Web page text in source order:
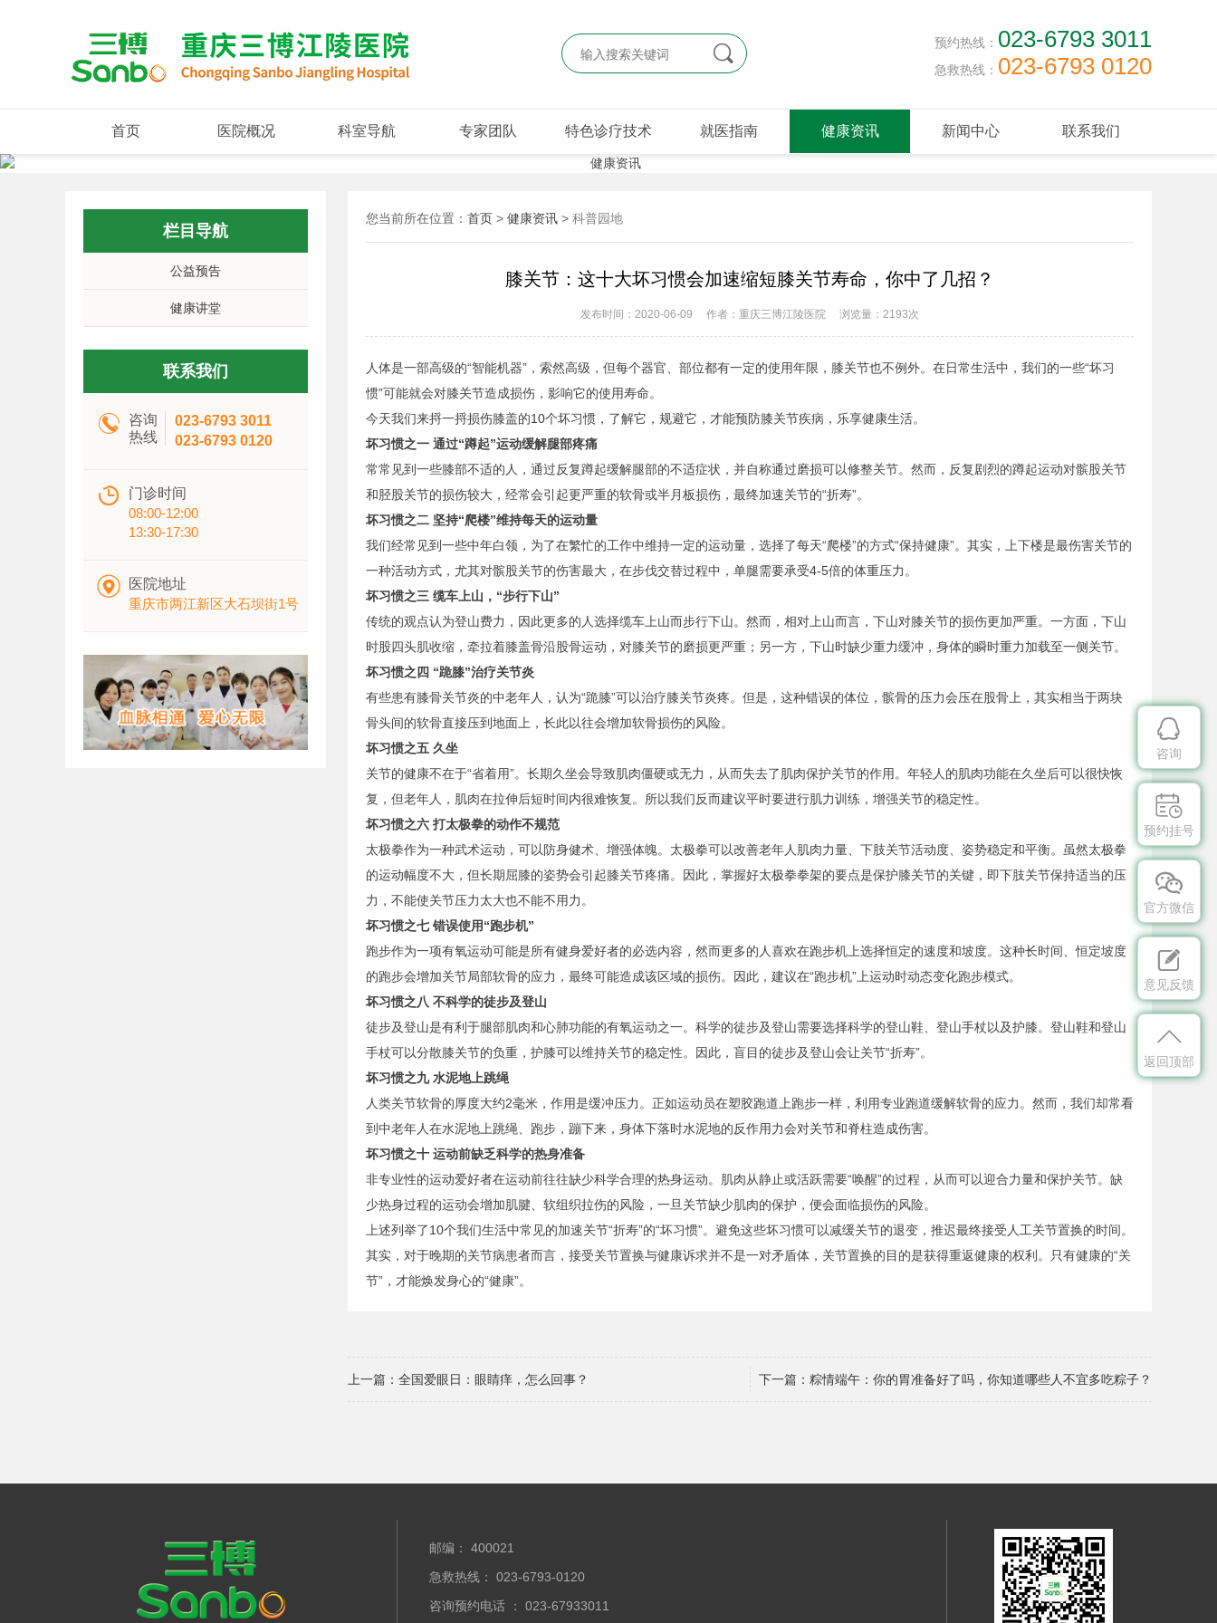
 预约热线： 023-6793 3011
急救热线： 023-6793 0120
首页 医院概况 科室导航 专家团队 特色诊疗技术 就医指南 健康资讯 新闻中心 联系我们
栏目导航
公益预告
健康讲堂
联系我们

咨询
热线
023-6793 3011
023-6793 0120

门诊时间
08:00-12:00
13:30-17:30

医院地址
重庆市两江新区大石坝街1号
您当前所在位置： 首页 > 健康资讯 > 科普园地
膝关节：这十大坏习惯会加速缩短膝关节寿命，你中了几招？
发布时间：2020-06-09 作者：重庆三博江陵医院 浏览量： 2193次
人体是一部高级的“智能机器”，索然高级，但每个器官、部位都有一定的使用年限，膝关节也不例外。在日常生活中，我们的一些“坏习
惯”可能就会对膝关节造成损伤，影响它的使用寿命。
今天我们来捋一捋损伤膝盖的10个坏习惯，了解它，规避它，才能预防膝关节疾病，乐享健康生活。
坏习惯之一 通过“蹲起”运动缓解腿部疼痛
常常见到一些膝部不适的人，通过反复蹲起缓解腿部的不适症状，并自称通过磨损可以修整关节。然而，反复剧烈的蹲起运动对髌股关节
和胫股关节的损伤较大，经常会引起更严重的软骨或半月板损伤，最终加速关节的“折寿”。
坏习惯之二 坚持“爬楼”维持每天的运动量
我们经常见到一些中年白领，为了在繁忙的工作中维持一定的运动量，选择了每天“爬楼”的方式“保持健康”。其实，上下楼是最伤害关节的
一种活动方式，尤其对髌股关节的伤害最大，在步伐交替过程中，单腿需要承受4-5倍的体重压力。
坏习惯之三 缆车上山，“步行下山”
传统的观点认为登山费力，因此更多的人选择缆车上山而步行下山。然而，相对上山而言，下山对膝关节的损伤更加严重。一方面，下山
时股四头肌收缩，牵拉着膝盖骨沿股骨运动，对膝关节的磨损更严重；另一方，下山时缺少重力缓冲，身体的瞬时重力加载至一侧关节。
坏习惯之四 “跪膝”治疗关节炎
有些患有膝骨关节炎的中老年人，认为“跪膝”可以治疗膝关节炎疼。但是，这种错误的体位，髌骨的压力会压在股骨上，其实相当于两块
骨头间的软骨直接压到地面上，长此以往会增加软骨损伤的风险。
坏习惯之五 久坐
关节的健康不在于“省着用”。长期久坐会导致肌肉僵硬或无力，从而失去了肌肉保护关节的作用。年轻人的肌肉功能在久坐后可以很快恢
复，但老年人，肌肉在拉伸后短时间内很难恢复。所以我们反而建议平时要进行肌力训练，增强关节的稳定性。
坏习惯之六 打太极拳的动作不规范
太极拳作为一种武术运动，可以防身健术、增强体魄。太极拳可以改善老年人肌肉力量、下肢关节活动度、姿势稳定和平衡。虽然太极拳
的运动幅度不大，但长期屈膝的姿势会引起膝关节疼痛。因此，掌握好太极拳拳架的要点是保护膝关节的关键，即下肢关节保持适当的压
力，不能使关节压力太大也不能不用力。
坏习惯之七 错误使用“跑步机”
跑步作为一项有氧运动可能是所有健身爱好者的必选内容，然而更多的人喜欢在跑步机上选择恒定的速度和坡度。这种长时间、恒定坡度
的跑步会增加关节局部软骨的应力，最终可能造成该区域的损伤。因此，建议在“跑步机”上运动时动态变化跑步模式。
坏习惯之八 不科学的徒步及登山
徒步及登山是有利于腿部肌肉和心肺功能的有氧运动之一。科学的徒步及登山需要选择科学的登山鞋、登山手杖以及护膝。登山鞋和登山
手杖可以分散膝关节的负重，护膝可以维持关节的稳定性。因此，盲目的徒步及登山会让关节“折寿”。
坏习惯之九 水泥地上跳绳
人类关节软骨的厚度大约2毫米，作用是缓冲压力。正如运动员在塑胶跑道上跑步一样，利用专业跑道缓解软骨的应力。然而，我们却常看
到中老年人在水泥地上跳绳、跑步，蹦下来，身体下落时水泥地的反作用力会对关节和脊柱造成伤害。
坏习惯之十 运动前缺乏科学的热身准备
非专业性的运动爱好者在运动前往往缺少科学合理的热身运动。肌肉从静止或活跃需要“唤醒”的过程，从而可以迎合力量和保护关节。缺
少热身过程的运动会增加肌腱、软组织拉伤的风险，一旦关节缺少肌肉的保护，便会面临损伤的风险。
上述列举了10个我们生活中常见的加速关节“折寿”的“坏习惯”。避免这些坏习惯可以减缓关节的退变，推迟最终接受人工关节置换的时间。
其实，对于晚期的关节病患者而言，接受关节置换与健康诉求并不是一对矛盾体，关节置换的目的是获得重返健康的权利。只有健康的“关
节”，才能焕发身心的“健康”。
上一篇： 全国爱眼日：眼睛痒，怎么回事？ 下一篇： 粽情端午：你的胃准备好了吗，你知道哪些人不宜多吃粽子？
邮编： 400021
急救热线： 023-6793-0120
咨询预约电话 ： 023-67933011

咨询

预约挂号

官方微信

意见反馈

返回顶部